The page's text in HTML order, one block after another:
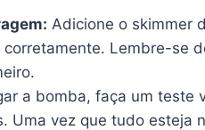
Adicione o skimmer
Lembre-se
a bomba, faça um teste
Uma vez que tudo esteja